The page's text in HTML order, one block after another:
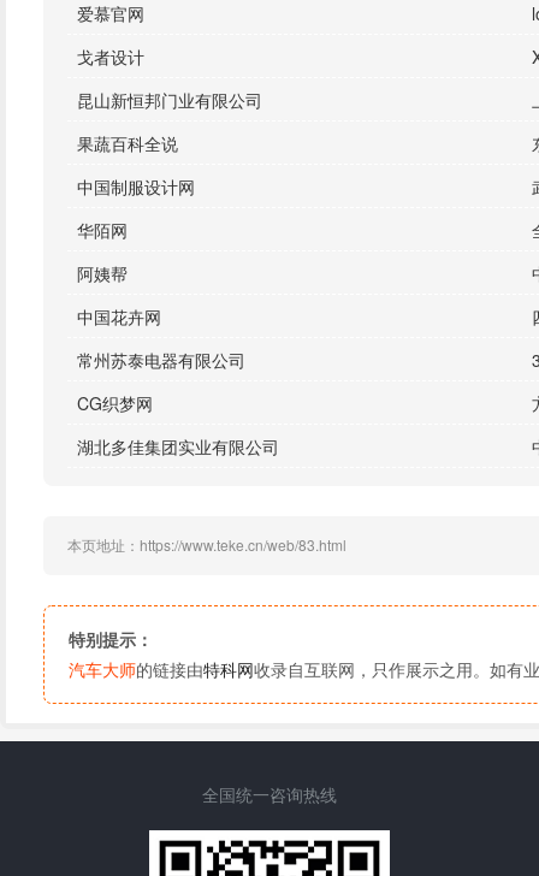
爱慕官网
戈者设计
昆山新恒邦门业有限公司
果蔬百科全说
中国制服设计网
华陌网
阿姨帮
中国花卉网
常州苏泰电器有限公司
CG织梦网
湖北多佳集团实业有限公司
本页地址：https://www.teke.cn/web/83.html
特别提示：
汽车大师的链接由特科网收录自互联网，只作展示之用。如有
全国统一咨询热线